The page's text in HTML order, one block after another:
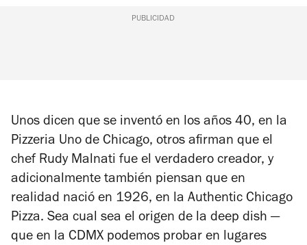
PUBLICIDAD
Unos dicen que se inventó en los años 40, en la
Pizzeria Uno de Chicago, otros afirman que el
chef Rudy Malnati fue el verdadero creador, y
adicionalmente también piensan que en
realidad nació en 1926, en la Authentic Chicago
Pizza. Sea cual sea el origen de la deep dish —
que en la CDMX podemos probar en lugares